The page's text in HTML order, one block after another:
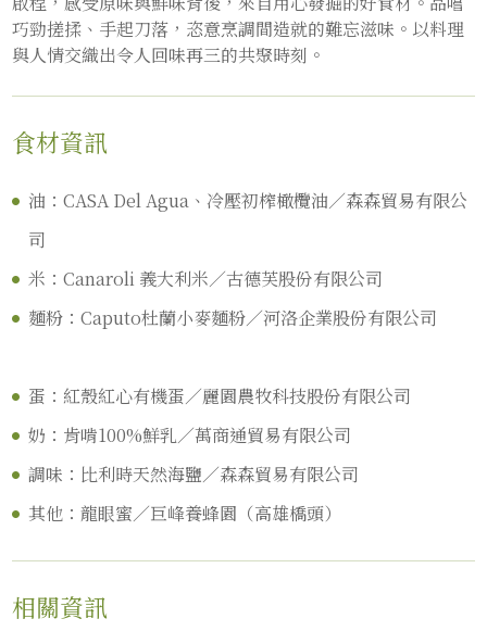
巧勁搓揉、手起刀落，恣意烹調間造就的難忘滋味。以料理
與人情交織出令人回味再三的共聚時刻。
食材資訊
油：CASA Del Agua、冷壓初榨橄欖油／森森貿易有限公
司
米：Canaroli 義大利米／古德芙股份有限公司
麵粉：Caputo杜蘭小麥麵粉／河洛企業股份有限公司
蛋：紅殼紅心有機蛋／麗園農牧科技股份有限公司
奶：肯啃100%鮮乳／萬商通貿易有限公司
調味：比利時天然海鹽／森森貿易有限公司
其他：龍眼蜜／巨峰養蜂園（高雄橋頭）
相關資訊